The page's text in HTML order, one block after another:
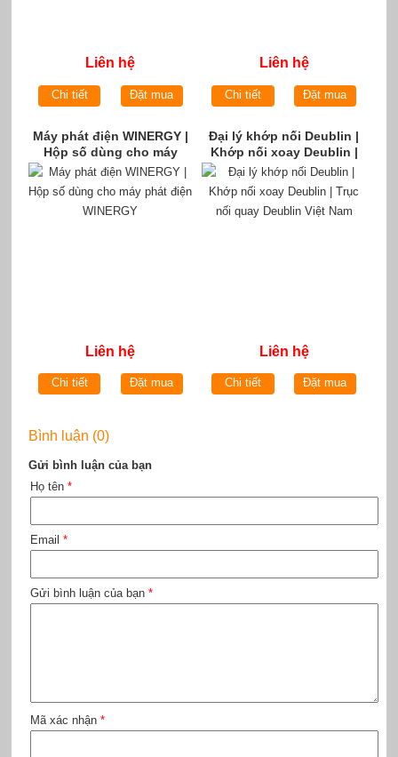
Liên hệ
Chi tiết Đặt mua
Liên hệ
Chi tiết Đặt mua
Máy phát điện WINERGY |
Hộp số dùng cho máy
phát điện WINERGY
Liên hệ
Chi tiết Đặt mua
Đại lý khớp nối Deublin |
Khớp nối xoay Deublin |
Trục nối quay Deublin Việt
Nam
Liên hệ
Chi tiết Đặt mua
Bình luận (0)
Gửi bình luận của bạn
Họ tên *
Email *
Gửi bình luận của bạn *
Mã xác nhận *